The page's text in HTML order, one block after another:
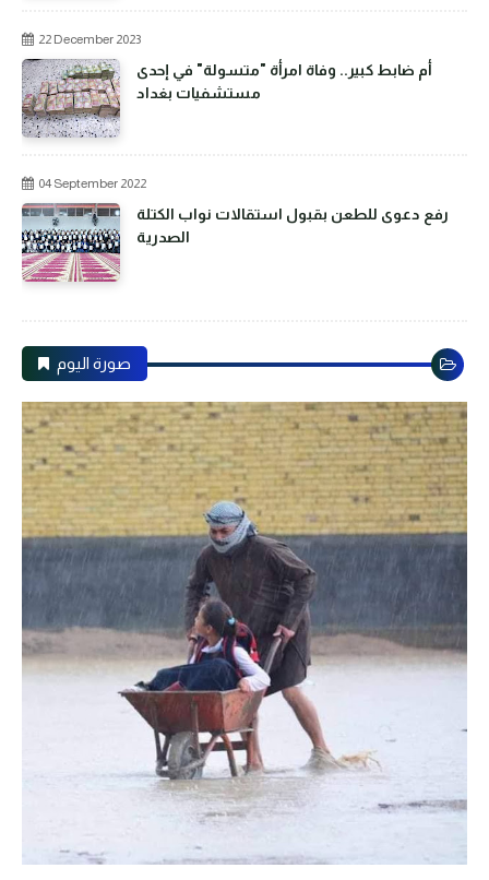
22 December 2023
أم ضابط كبير.. وفاة امرأة "متسولة" في إحدى
مستشفيات بغداد
04 September 2022
رفع دعوى للطعن بقبول استقالات نواب الكتلة
الصدرية
صورة اليوم